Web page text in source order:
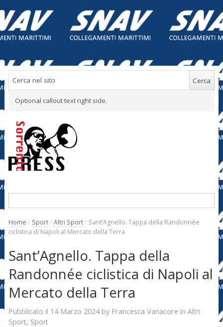
Optional callout text right side.
Home / Sport/ Altri Sport/ Sant’Agnello. Tappa della Randonnée
ciclistica di Napoli al Mercato della Terra
Sant’Agnello. Tappa della
Randonnée ciclistica di Napoli al
Mercato della Terra
Pubblicato il 14 Marzo 2024by Francesca Vanacore in Altri
Sport, Sport